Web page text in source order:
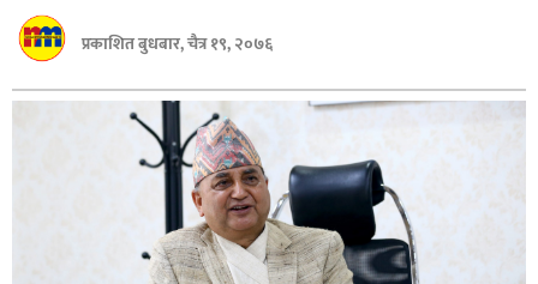
गण्डकी
बागमती
प्रकाशित बुधबार, चैत्र १९, २०७६